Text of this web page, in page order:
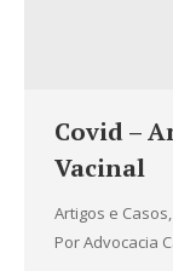
Covid –
Vacinal
Artigos e Casos,
PorAdvocacia